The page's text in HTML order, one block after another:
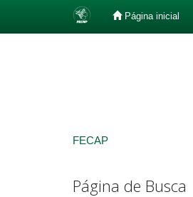
Página inicial
FECAP
Página de Busca